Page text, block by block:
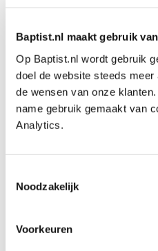
Baptist.nl maakt gebruik
Op Baptist.nl wordt gebruik
doel de website steeds
de wensen van onze
name gebruik gemaakt van
Analytics.
Noodzakelijk
Voorkeuren
€ 76,40 excl.
Op voorraad
Vergelijken
Artikelnummer: